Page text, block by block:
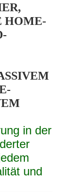
HOME-
in der
und